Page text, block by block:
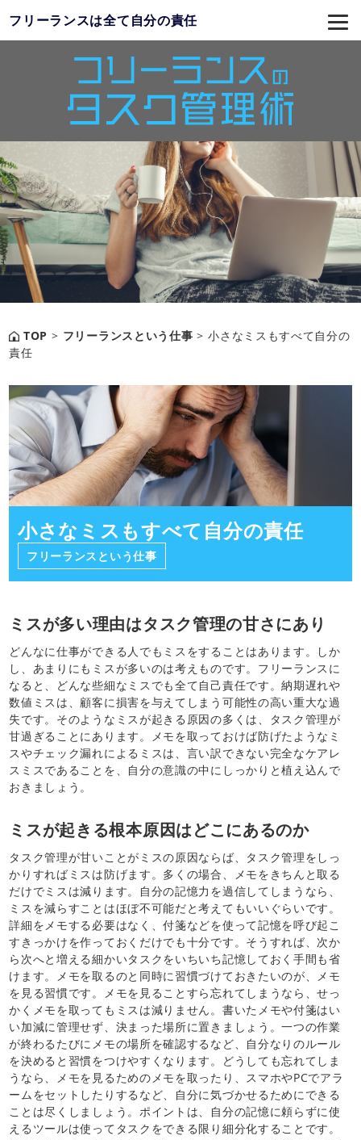
フリーランスは全て自分の責任
TOP > フリーランスという仕事 > 小さなミスもすべて自分の
責任
小さなミスもすべて自分の責任
フリーランスという仕事
ミスが多い理由はタスク管理の甘さにあり
どんなに仕事ができる人でもミスをすることはあります。しか
し、あまりにもミスが多いのは考えものです。フリーランスに
なると、どんな些細なミスでも全て自己責任です。納期遅れや
数値ミスは、顧客に損害を与えてしまう可能性の高い重大な過
失です。そのようなミスが起きる原因の多くは、タスク管理が
甘過ぎることにあります。メモを取っておけば防げたようなミ
スやチェック漏れによるミスは、言い訳できない完全なケアレ
スミスであることを、自分の意識の中にしっかりと植え込んで
おきましょう。
ミスが起きる根本原因はどこにあるのか
タスク管理が甘いことがミスの原因ならば、タスク管理をしっ
かりすればミスは防げます。多くの場合、メモをきちんと取る
だけでミスは減ります。自分の記憶力を過信してしまうなら、
ミスを減らすことはほぼ不可能だと考えてもいいぐらいです。
詳細をメモする必要はなく、付箋などを使って記憶を呼び起こ
すきっかけを作っておくだけでも十分です。そうすれば、次か
ら次へと増える細かいタスクをいちいち記憶しておく手間も省
けます。メモを取るのと同時に習慣づけておきたいのが、メモ
を見る習慣です。メモを見ることすら忘れてしまうなら、せっ
かくメモを取ってもミスは減りません。書いたメモや付箋はい
い加減に管理せず、決まった場所に置きましょう。一つの作業
が終わるたびにメモの場所を確認するなど、自分なりのルール
を決めると習慣をつけやすくなります。どうしても忘れてしま
うなら、メモを見るためのメモを取ったり、スマホやPCでアラ
ームをセットしたりするなど、自分に気づかせるためにできる
ことは尽くしましょう。ポイントは、自分の記憶に頼らずに使
えるツールは使ってタスクをできる限り細分化することです。